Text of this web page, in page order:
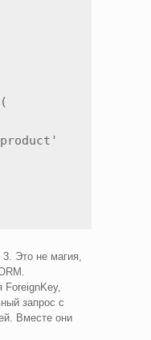
Это не магия,
запрос с
Вместе они